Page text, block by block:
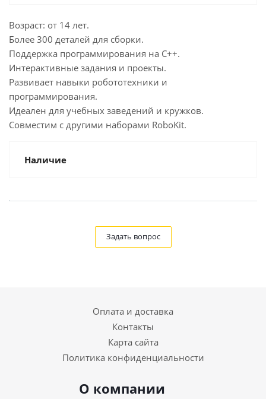
Возраст: от 14 лет.
Более 300 деталей для сборки.
Поддержка программирования на C++.
Интерактивные задания и проекты.
Развивает навыки робототехники и
программирования.
Идеален для учебных заведений и кружков.
Совместим с другими наборами RoboKit.
Наличие
Задать вопрос
Оплата и доставка
Контакты
Карта сайта
Политика конфиденциальности
О компании